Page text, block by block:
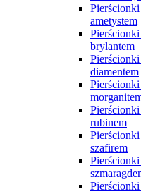
ametystem
brylantem
diamentem
rubinem
szafirem